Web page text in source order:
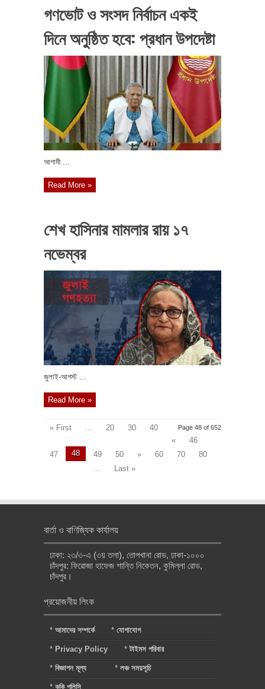
গণভোট ও সংসদ নির্বাচন একই
দিনে অনুষ্ঠিত হবে: প্রধান উপদেষ্টা
আগামী ...
Read More »
শেখ হাসিনার মামলার রায় ১৭
নভেম্বর
জুলাই-আগস্ট ...
Read More »
Page 48 of 652
« First 20 30
40
«
46
47
48 49 50 » 60 70
80
Last »
বার্তা ও বাণিজ্যিক কার্যালয়
ঢাকা: ২৩/৩-এ (৩য় তলা), তোপখানা রোড, ঢাকা-১০০০
চাঁদপুর: ফিরোজা হাফেজ শান্তি নিকেতন, কুমিল্লা রোড,
চাঁদপুর।
প্রয়োজনীয় লিংক
* আমাদের সম্পর্কে * যোগাযোগ
* Privacy Policy *টাইমস পরিবার
* বিজ্ঞাপন মূল্য * লঞ্চ সময়সূচি
* কুকি পলিসি